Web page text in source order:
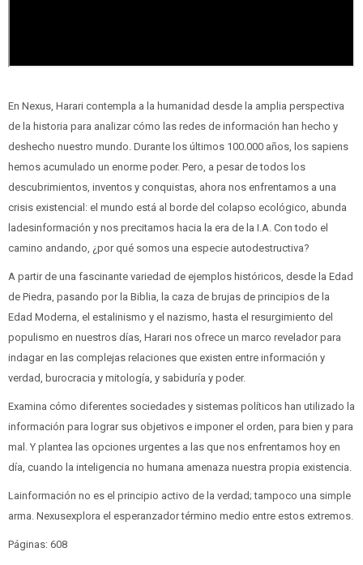
En Nexus, Harari contempla a la humanidad desde la amplia perspectiva
de la historia para analizar cómo las redes de información han hecho y
deshecho nuestro mundo. Durante los últimos 100.000 años, los sapiens
hemos acumulado un enorme poder. Pero, a pesar de todos los
descubrimientos, inventos y conquistas, ahora nos enfrentamos a una
crisis existencial: el mundo está al borde del colapso ecológico, abunda
ladesinformación y nos precitamos hacia la era de la I.A. Con todo el
camino andando, ¿por qué somos una especie autodestructiva?
A partir de una fascinante variedad de ejemplos históricos, desde la Edad
de Piedra, pasando por la Biblia, la caza de brujas de principios de la
Edad Moderna, el estalinismo y el nazismo, hasta el resurgimiento del
populismo en nuestros días, Harari nos ofrece un marco revelador para
indagar en las complejas relaciones que existen entre información y
verdad, burocracia y mitología, y sabiduría y poder.
Examina cómo diferentes sociedades y sistemas políticos han utilizado la
información para lograr sus objetivos e imponer el orden, para bien y para
mal. Y plantea las opciones urgentes a las que nos enfrentamos hoy en
día, cuando la inteligencia no humana amenaza nuestra propia existencia.
Lainformación no es el principio activo de la verdad; tampoco una simple
arma. Nexusexplora el esperanzador término medio entre estos extremos.
Páginas: 608